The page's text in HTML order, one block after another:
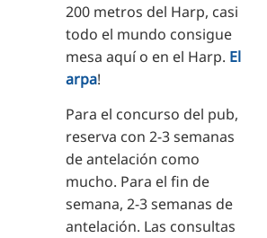
200 metros del Harp, casi
todo el mundo consigue
mesa aquí o en el Harp. El
arpa!
Para el concurso del pub,
reserva con 2-3 semanas
de antelación como
mucho. Para el fin de
semana, 2-3 semanas de
antelación. Las consultas